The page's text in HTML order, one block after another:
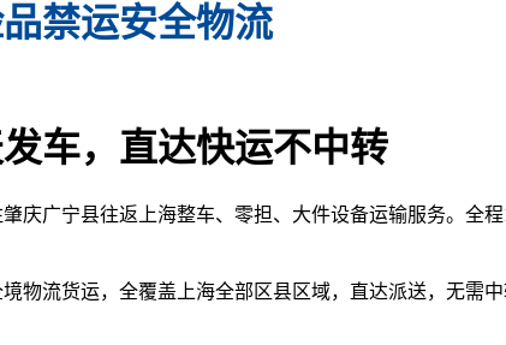
禁运安全物流
车，直达快运不中转
广宁县往返上海整车、零担、大件设备运输服务。全
物流货运，全覆盖上海全部区县区域，直达派送，无需中